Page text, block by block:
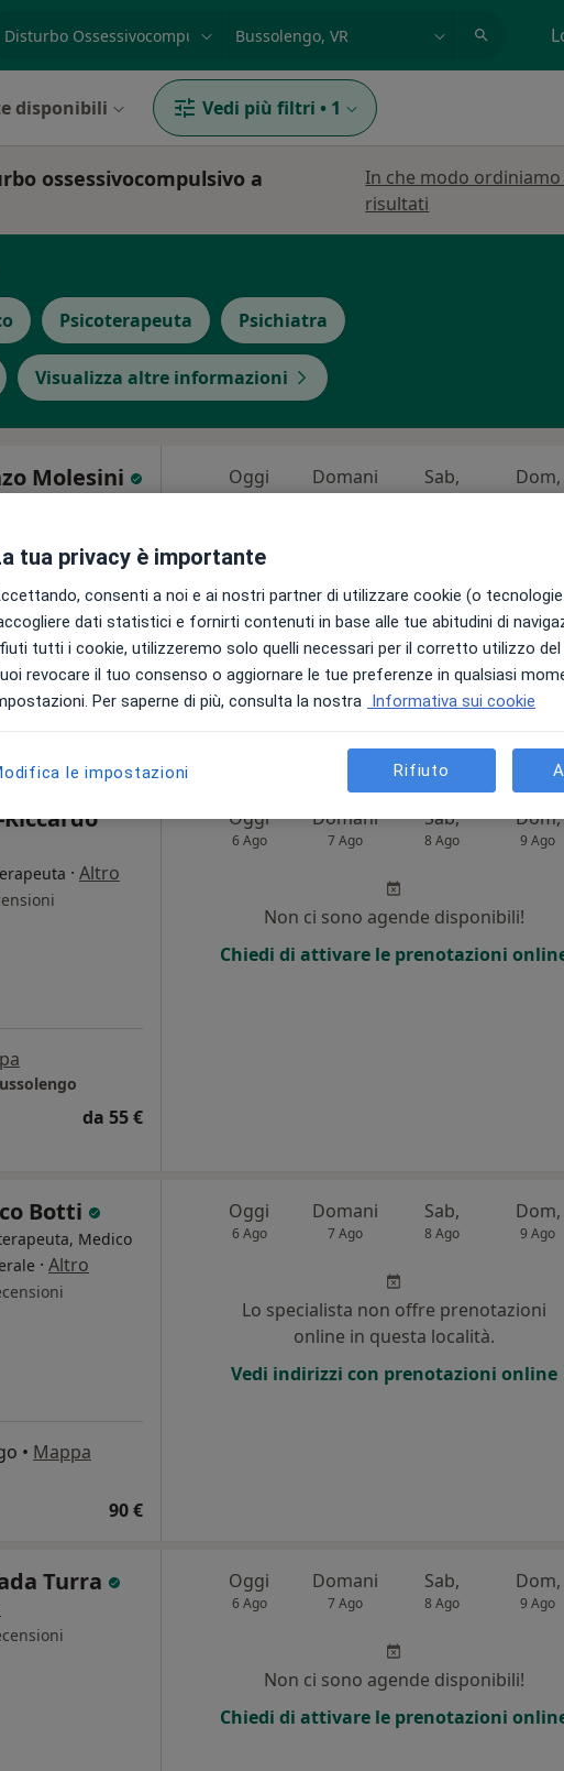
disponibili Vedi più filtri • 1
ossessivocompulsivo a
In che modo ordiniamo
risultati
Psicoterapeuta Psichiatra
Visualizza altre informazioni
Molesini
clinico,
• Mappa
65 €
Oggi
6 Ago
Domani
7 Ago
Sab,
8 Ago
Dom,
9 Ago
Chiedi di attivare le prenotazioni
· Altro
da 55 €
Oggi
6 Ago
Domani
7 Ago
Sab,
8 Ago
Dom,
9 Ago
Non ci sono agende disponibili!
Chiedi di attivare le prenotazioni
Botti
Medico
· Altro
• Mappa
90 €
Oggi
6 Ago
Domani
7 Ago
Sab,
8 Ago
Dom,
9 Ago
Lo specialista non offre prenotazioni
online in questa località.
Vedi indirizzi con prenotazioni online
Turra Oggi
6 Ago
Domani
7 Ago
Sab,
8 Ago
Dom,
9 Ago
Non ci sono agende disponibili!
Chiedi di attivare le prenotazioni
tua privacy è importante
consenti a noi e ai nostri partner di utilizzare cookie (o
dati statistici e fornirti contenuti in base alle tue abitudini di
tutti i cookie, utilizzeremo solo quelli necessari per il corretto utilizzo
revocare il tuo consenso o aggiornare le tue preferenze in qualsiasi
Per saperne di più, consulta la nostra Informativa sui cookie
le impostazioni Rifiuto